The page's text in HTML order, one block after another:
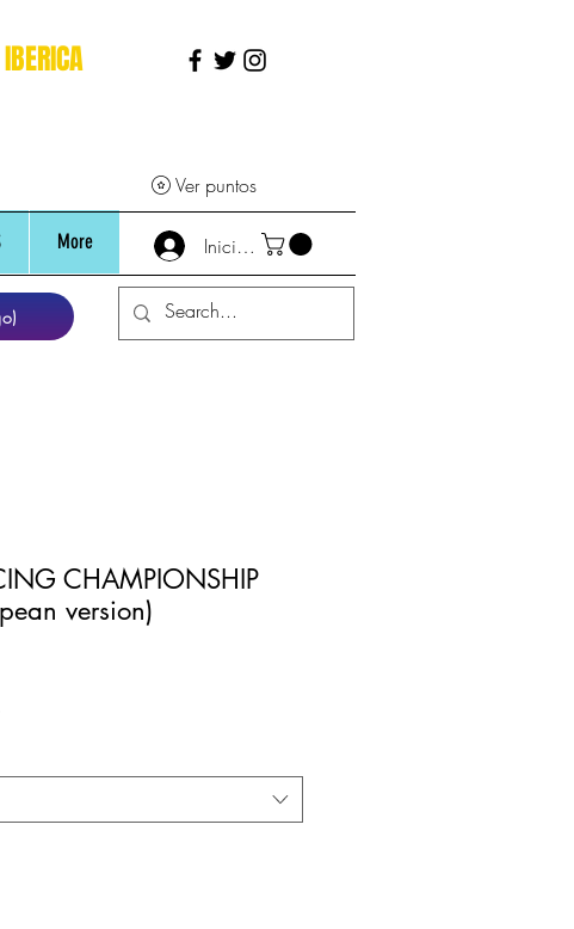
Ver puntos
More Iniciar sesión
CHAMPIONSHIP
version)